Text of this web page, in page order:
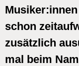
schon
zusätzlich
mal beim